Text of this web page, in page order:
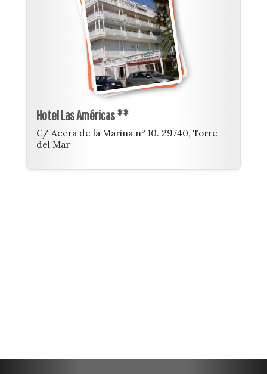
Hotel Las Américas **
C/ Acera de la Marina nº 10. 29740, Torre
del Mar